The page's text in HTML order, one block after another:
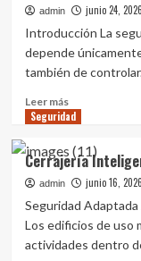
Frente
De
Movimiento
admin junio 24, 2026
Introducción La
depende
también de
Leer másLeer
más
Detectores
De
Movimiento
Para
Exteriores:
Completa
Seguridad
Cerrajería
admin junio 16, 2026
Seguridad
Los edificios de uso
actividades dentro